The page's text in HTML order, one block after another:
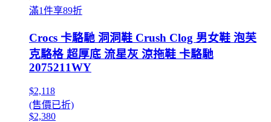
滿1件享89折
Crocs 卡駱馳 洞洞鞋 Crush Clog 男女鞋 泡芙
克駱格 超厚底 流星灰 涼拖鞋 卡駱馳
2075211WY
$2,118
(售價已折)
$2,380